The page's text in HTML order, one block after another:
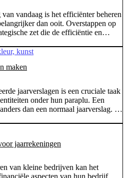
vandaag is het efficiënter beheren
dan ooit. Overstappen op
zet die de efficiëntie en
kan verbeteren. Met online
veilig opgeslagen in de cloud,
maken
jaarverslagen is een cruciale taak
onder hun paraplu. Een
dan een normaal jaarverslag. In
de financiële prestaties van een
gecombineerd,
bij ACE [...]
jaarrekeningen
van kleine bedrijven kan het
aspecten van hun bedrijf